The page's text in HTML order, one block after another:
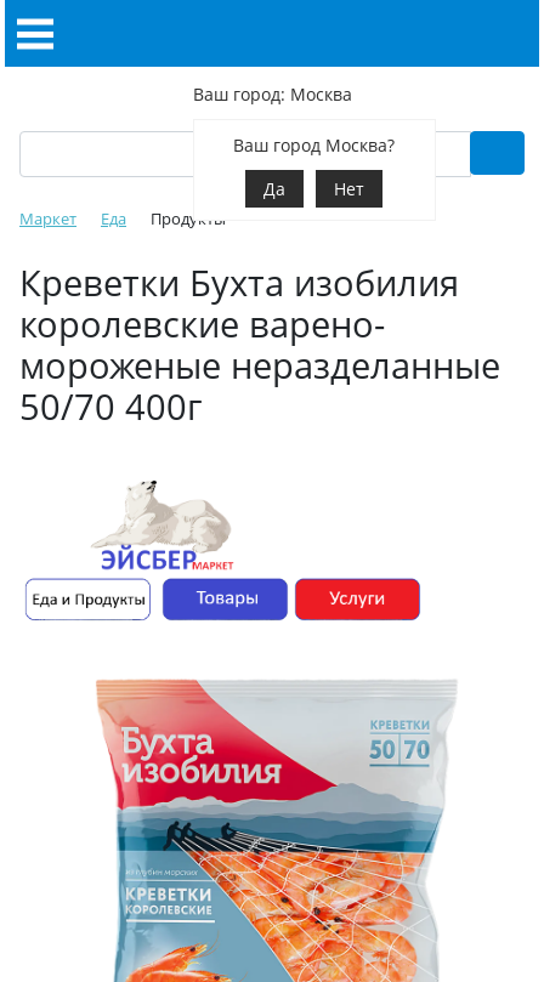
Ваш город: Москва
Ваш город Москва?
Да
Нет
Маркет Еда Продукты
Креветки Бухта изобилия
королевские варено-
мороженые неразделанные
50/70 400г